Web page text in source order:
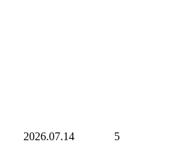
2026.07.14 5